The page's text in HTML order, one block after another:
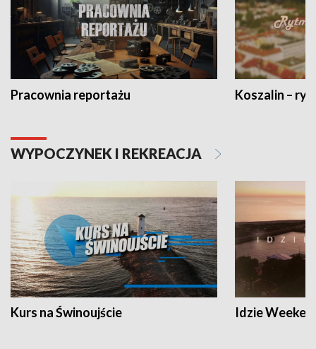
Pracownia reportażu Koszalin –
WYPOCZYNEK I REKREACJA
Kurs na Świnoujście Idzie